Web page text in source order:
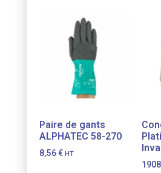
Paire de gants
ALPHATEC 58-270
8,56€ HT